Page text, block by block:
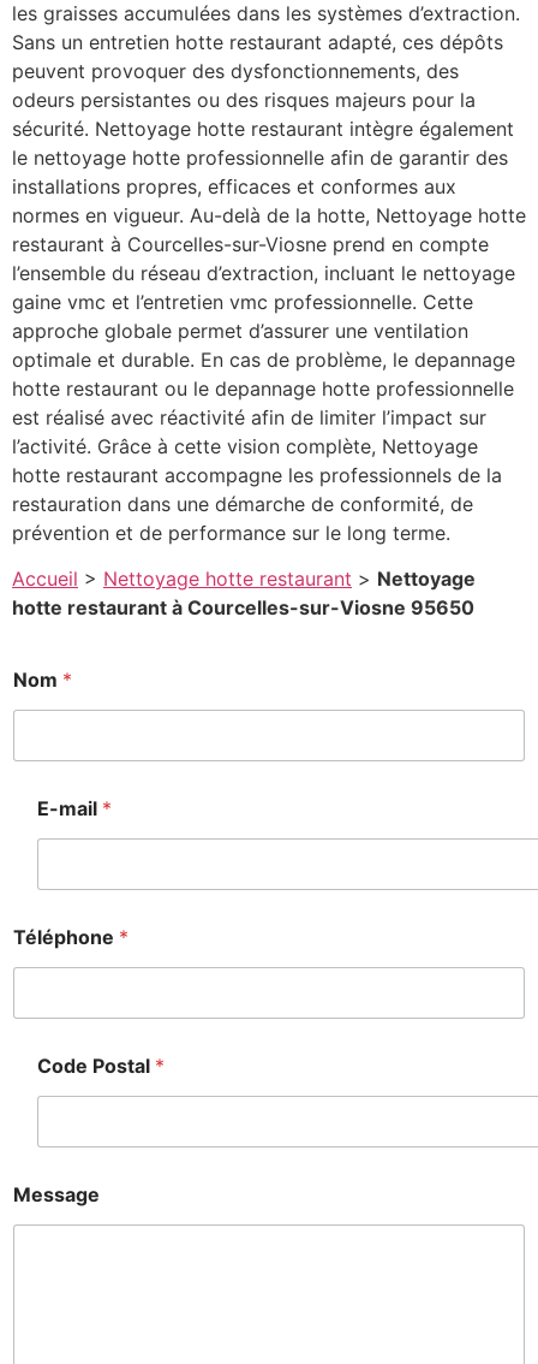
les graisses accumulées dans les systèmes d’extraction.
Sans un entretien hotte restaurant adapté, ces dépôts
peuvent provoquer des dysfonctionnements, des
odeurs persistantes ou des risques majeurs pour la
sécurité. Nettoyage hotte restaurant intègre également
le nettoyage hotte professionnelle afin de garantir des
installations propres, efficaces et conformes aux
normes en vigueur. Au-delà de la hotte, Nettoyage hotte
restaurant à Courcelles-sur-Viosne prend en compte
l’ensemble du réseau d’extraction, incluant le nettoyage
gaine vmc et l’entretien vmc professionnelle. Cette
approche globale permet d’assurer une ventilation
optimale et durable. En cas de problème, le depannage
hotte restaurant ou le depannage hotte professionnelle
est réalisé avec réactivité afin de limiter l’impact sur
l’activité. Grâce à cette vision complète, Nettoyage
hotte restaurant accompagne les professionnels de la
restauration dans une démarche de conformité, de
prévention et de performance sur le long terme.
Accueil > Nettoyage hotte restaurant > Nettoyage
hotte restaurant à Courcelles-sur-Viosne 95650
Nom *
E-mail *
Téléphone *
Code Postal *
Message